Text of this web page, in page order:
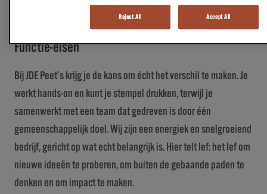
Functie-eisen
Bij JDE Peet’s krijg je de kans om écht het verschil te maken. Je
werkt hands-on en kunt je stempel drukken, terwijl je
samenwerkt met een team dat gedreven is door één
gemeenschappelijk doel. Wij zijn een energiek en snelgroeiend
bedrijf, gericht op wat echt belangrijk is. Hier telt lef: het lef om
nieuwe ideeën te proberen, om buiten de gebaande paden te
denken en om impact te maken.
Reject All Accept All